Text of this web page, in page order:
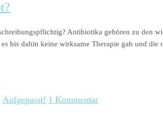
Antibiotika gehören zu den
bis dahin keine wirksame Therapie gab und
Aufgepasst! 1 Kommentar